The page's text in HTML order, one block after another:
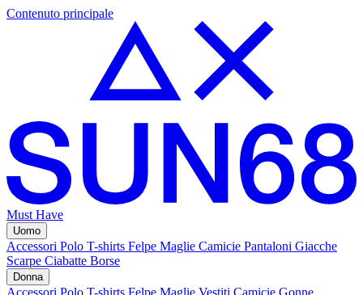
Contenuto principale
Must Have
Uomo
Accessori Polo T-shirts Felpe Maglie Camicie Pantaloni Giacche
Scarpe Ciabatte Borse
Donna
Accessori Polo T-shirts Felpe Maglie Vestiti Camicie Gonne